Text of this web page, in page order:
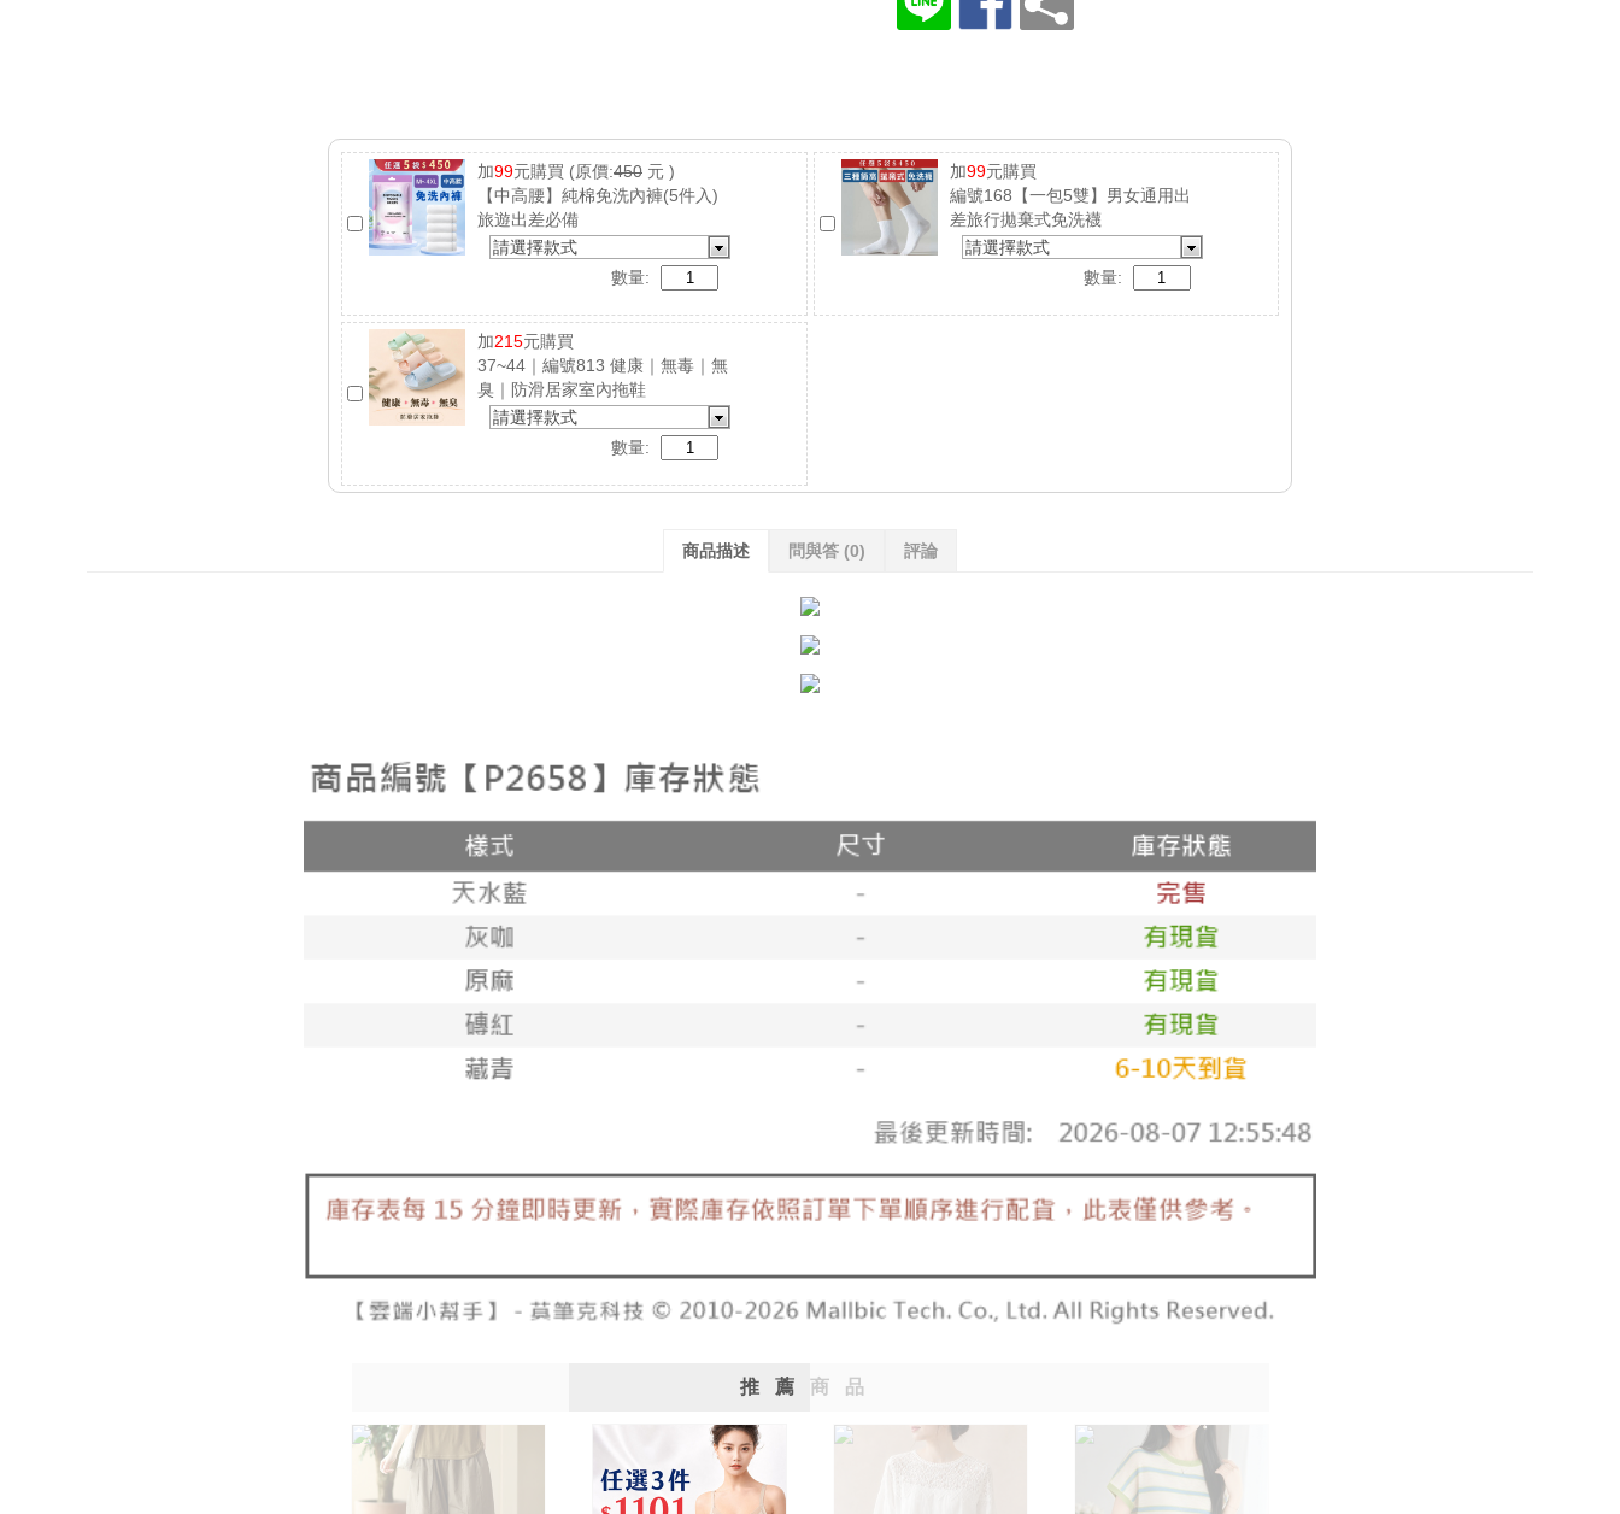
加99元購買 (原價:450 元 )
【中高腰】純棉免洗內褲(5件入)
旅遊出差必備
請選擇款式
數量:
加99元購買
編號168【一包5雙】男女通用出
差旅行拋棄式免洗襪
請選擇款式
數量:
加215元購買
37~44｜編號813 健康｜無毒｜無
臭｜防滑居家室內拖鞋
請選擇款式
數量:
商品描述 問與答 (0) 評論